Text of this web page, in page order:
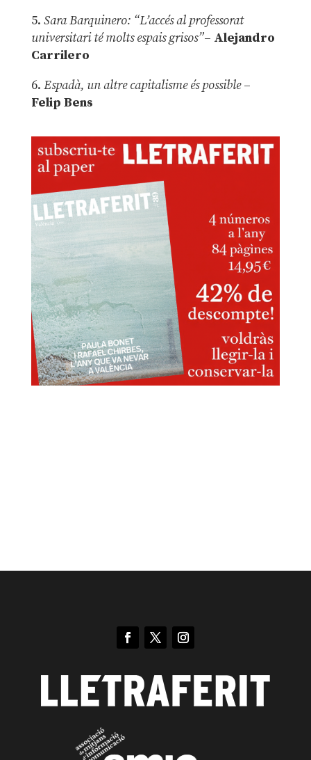
5. Sara Barquinero: “L’accés al professorat
universitari té molts espais grisos”– Alejandro
Carrilero
6. Espadà, un altre capitalisme és possible –
Felip Bens